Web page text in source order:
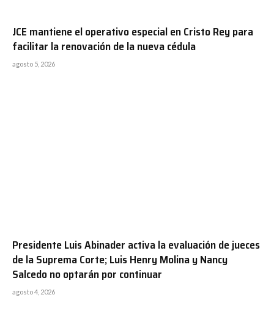
JCE mantiene el operativo especial en Cristo Rey para
facilitar la renovación de la nueva cédula
agosto 5, 2026
Presidente Luis Abinader activa la evaluación de jueces
de la Suprema Corte; Luis Henry Molina y Nancy
Salcedo no optarán por continuar
agosto 4, 2026